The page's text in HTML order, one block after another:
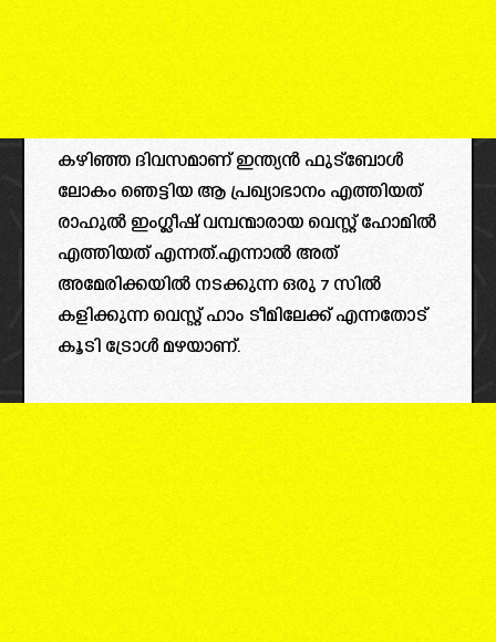
കഴിഞ്ഞ ദിവസമാണ് ഇന്ത്യൻ ഫുട്ബോൾ
ലോകം ഞെട്ടിയ ആ പ്രഖ്യാഭാനം എത്തിയത്
രാഹുൽ ഇംഗ്ലീഷ് വമ്പന്മാരായ വെസ്റ്റ് ഹോമിൽ
എത്തിയത് എന്നത്.എന്നാൽ അത്
അമേരിക്കയിൽ നടക്കുന്ന ഒരു 7 സിൽ
കളിക്കുന്ന വെസ്റ്റ് ഹാം ടീമിലേക്ക് എന്നതോട്
കൂടി ട്രോൾ മഴയാണ്.